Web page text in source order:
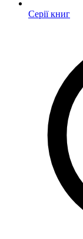
Серії книг